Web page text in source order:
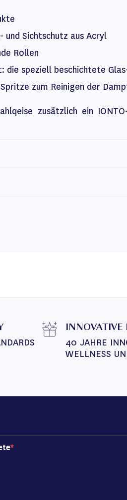
und Sichtschutz aus Acryl
Rollen
die speziell beschichtete
zum Reinigen der
zusätzlich ein
INNOVATIVE
40 JAHRE
WELLNESS